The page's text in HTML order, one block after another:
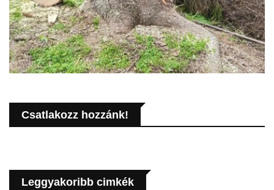
Csatlakozz hozzánk!
Leggyakoribb cimkék